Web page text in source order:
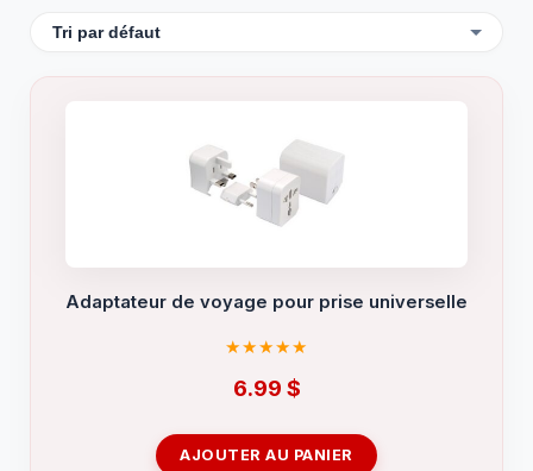
Adaptateur de voyage pour prise universelle
6.99 $
AJOUTER AU PANIER